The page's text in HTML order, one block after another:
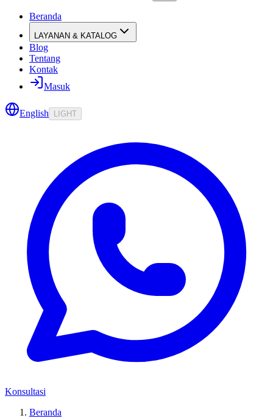
Beranda
LAYANAN & KATALOG
Blog
Tentang
Kontak
Masuk
English LIGHT
Konsultasi
Beranda